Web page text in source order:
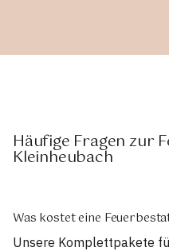
Häufige Fragen zur
Kleinheubach
Was kostet eine
Unsere Komplettpakete